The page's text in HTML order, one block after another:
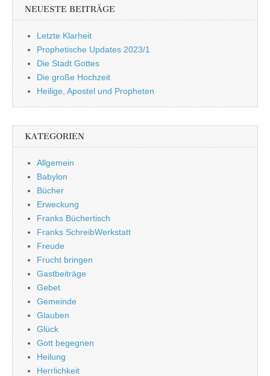
NEUESTE BEITRÄGE
Letzte Klarheit
Prophetische Updates 2023/1
Die Stadt Gottes
Die große Hochzeit
Heilige, Apostel und Propheten
KATEGORIEN
Allgemein
Babylon
Bücher
Erweckung
Franks Büchertisch
Franks SchreibWerkstatt
Freude
Frucht bringen
Gastbeiträge
Gebet
Gemeinde
Glauben
Glück
Gott begegnen
Heilung
Herrlichkeit